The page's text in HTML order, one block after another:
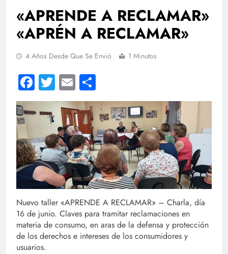
«APRENDE A RECLAMAR»
«APRÉN A RECLAMAR»
4 Años Desde Que Se Envió 1 Minutos
Facebook
Twitter
Email
Nuevo taller «APRENDE A RECLAMAR» – Charla, día
16 de junio. Claves para tramitar reclamaciones en
materia de consumo, en aras de la defensa y protección
de los derechos e intereses de los consumidores y
usuarios.